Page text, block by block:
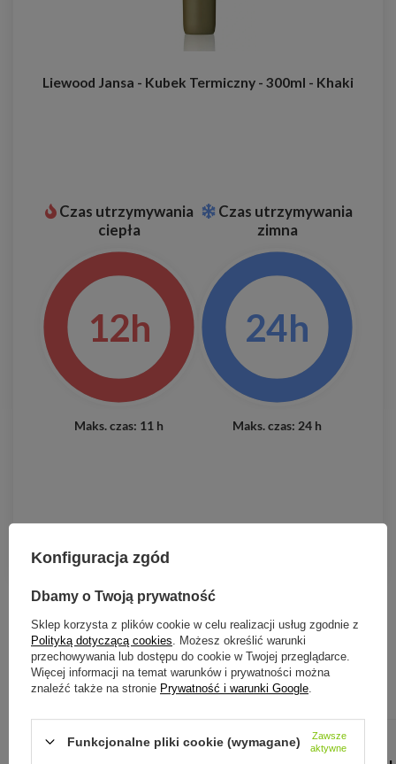
Liewood Jansa - Kubek Termiczny - 300ml - Khaki
Czas utrzymywania
ciepła
12h
Maks. czas: 11 h
Czas utrzymywania
zimna
24h
Maks. czas: 24 h
Zobacz również:
CONTIGO
Konfiguracja zgód
Dbamy o Twoją prywatność
Sklep korzysta z plików cookie w celu realizacji usług zgodnie z
Polityką dotyczącą cookies . Możesz określić warunki
przechowywania lub dostępu do cookie w Twojej przeglądarce.
Więcej informacji na temat warunków i prywatności można
znaleźć także na stronie Prywatność i warunki Google
Funkcjonalne pliki cookie (wymagane)
Zawsze
aktywne